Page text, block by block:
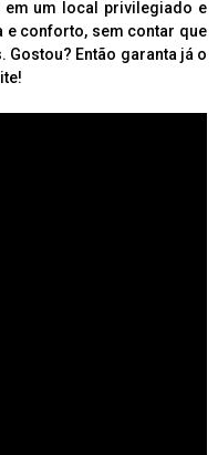
em um local privilegiado e
e conforto, sem contar que
Gostou? Então garanta já o